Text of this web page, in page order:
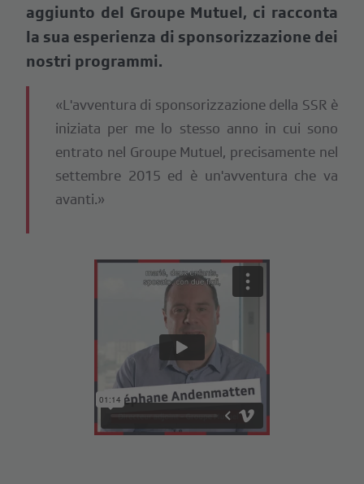
aggiunto del Groupe Mutuel, ci racconta
la sua esperienza di sponsorizzazione dei
nostri programmi.
«L'avventura di sponsorizzazione della SSR è
iniziata per me lo stesso anno in cui sono
entrato nel Groupe Mutuel, precisamente nel
settembre 2015 ed è un'avventura che va
avanti.»